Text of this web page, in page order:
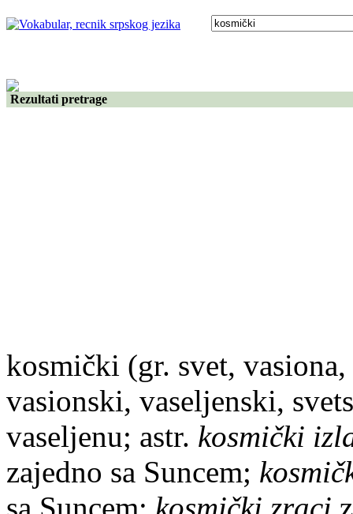
Rezultati pretrage
kosmički (gr. svet,
vasionski, vaseljenski,
vaseljenu; astr. kosmički
zajedno sa Suncem;